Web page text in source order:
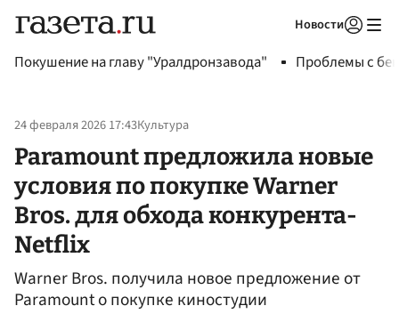
Новости
Покушение на главу "Уралдронзавода" Проблемы с
24 февраля 2026 17:43Культура
Paramount предложила новые
условия по покупке Warner
Bros. для обхода конкурента-
Netflix
Warner Bros. получила новое предложение от
Paramount о покупке киностудии